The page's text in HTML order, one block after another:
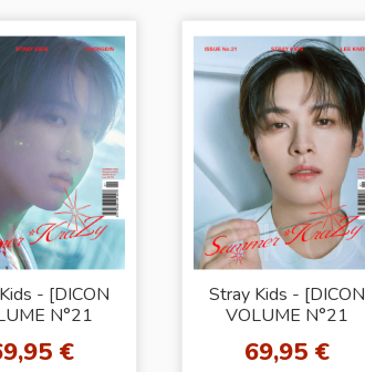
- [DICON
N°21
KraZy]
€
Stray Kids - [DICON
VOLUME N°21
Summer KraZy] (LEE
69,95 €